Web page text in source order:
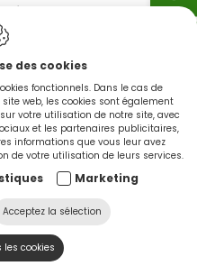
des
par une erreur
de De Lille (y compris
de ses
des obligations
constitue un
en responsabilité
elle-même et, dans les
pour une
contre les
lorsque l'événement à
des cookies
fonctionnels. Dans le cas de
web, les cookies sont également
votre utilisation de notre site, avec
et les partenaires publicitaires,
informations que vous leur avez
de votre utilisation de leurs services.
Marketing
Acceptez la sélection
les cookies